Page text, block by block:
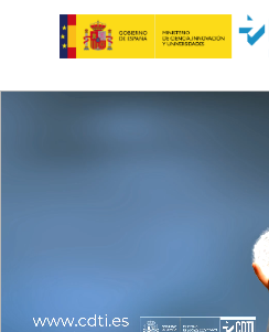
Pasar al contenido principal